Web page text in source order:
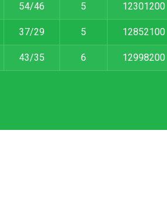
54/46 5 12301200
37/29 5 12852100
43/35 6 12998200